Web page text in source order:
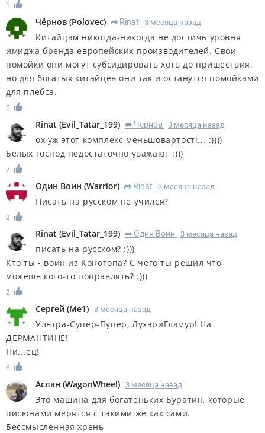
1
Чёрнов (Polovec) R Rinat 3 месяца назад
Китайцам никогда-никогда не достичь уровня
имиджа бренда европейских производителей. Свои
помойки они могут субсидировать хоть до пришествия,
но для богатых китайцев они так и останутся помойками
для плебса.
5
Rinat (Evil_Tatar_199) R Чёрнов 3 месяца назад
ох уж этот комплекс меньшовартостi... :))))
Белых господ недостаточно уважают :)))
7
Один Воин (Warrior) R Rinat 3 месяца назад
Писать на русском не учился?
2
Rinat (Evil_Tatar_199) R Один Воин 3 месяца назад
писать на русском? :)))
Кто ты - воин из Конотопа? С чего ты решил что
можешь кого-то поправлять? :)))
2
Сергей (Me1) 3 месяца назад
Ультра-Супер-Пупер, ЛухариГламур! На
ДЕРМАНТИНЕ!
Пи...ец!
8
Аслан (WagonWheel) 3 месяца назад
Это машина для богатеньких Буратин, которые
писюнами мерятся с такими же как сами.
Бессмысленная хрень